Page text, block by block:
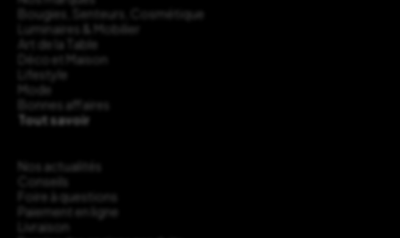
Bougies, Senteurs, Cosmétique
Luminaires & Mobilier
Art de la Table
Déco et Maison
Lifestyle
Mode
Bonnes affaires
Tout savoir
Nos actualités
Conseils
Foire à questions
Paiement en ligne
Livraison